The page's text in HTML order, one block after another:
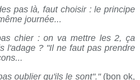
pas là, faut choisir : le principe
journée...
chier : on va mettre les 2, ça
l'adage ? "Il ne faut pas prendre
oublier qu'ils le sont"." (bon ok,